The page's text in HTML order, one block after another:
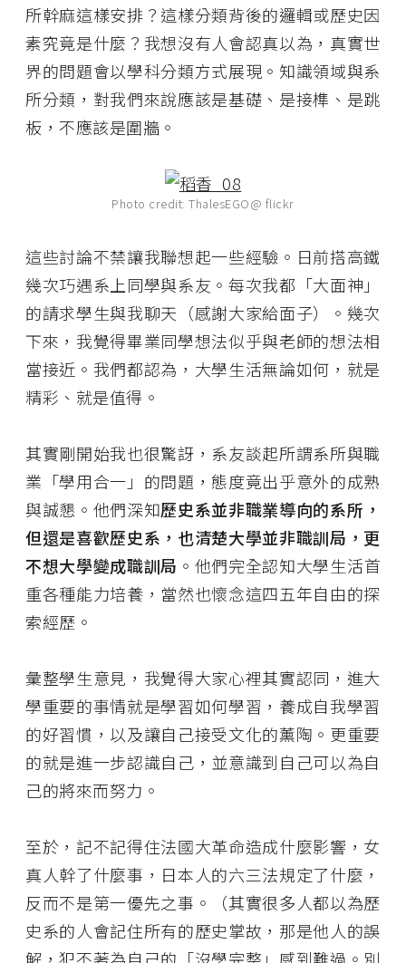
所幹麻這樣安排？這樣分類背後的邏輯或歷史因
素究竟是什麼？我想沒有人會認真以為，真實世
界的問題會以學科分類方式展現。知識領域與系
所分類，對我們來說應該是基礎、是接榫、是跳
板，不應該是圍牆。
Photo credit: ThalesEGO@ flickr
這些討論不禁讓我聯想起一些經驗。日前搭高鐵
幾次巧遇系上同學與系友。每次我都「大面神」
的請求學生與我聊天（感謝大家給面子）。幾次
下來，我覺得畢業同學想法似乎與老師的想法相
當接近。我們都認為，大學生活無論如何，就是
精彩、就是值得。
其實剛開始我也很驚訝，系友談起所謂系所與職
業「學用合一」的問題，態度竟出乎意外的成熟
與誠懇。他們深知歷史系並非職業導向的系所，
但還是喜歡歷史系，也清楚大學並非職訓局，更
不想大學變成職訓局 。他們完全認知大學生活首
重各種能力培養，當然也懷念這四五年自由的探
索經歷。
彙整學生意見，我覺得大家心裡其實認同，進大
學重要的事情就是學習如何學習，養成自我學習
的好習慣，以及讓自己接受文化的薰陶。更重要
的就是進一步認識自己，並意識到自己可以為自
己的將來而努力。
至於，記不記得住法國大革命造成什麼影響，女
真人幹了什麼事，日本人的六三法規定了什麼，
反而不是第一優先之事。（其實很多人都以為歷
史系的人會記住所有的歷史掌故，那是他人的誤